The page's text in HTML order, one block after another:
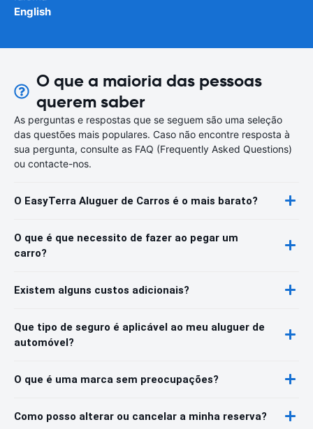
English
O que a maioria das pessoas
querem saber
As perguntas e respostas que se seguem são uma seleção
das questões mais populares. Caso não encontre resposta à
sua pergunta, consulte as FAQ (Frequently Asked Questions)
ou contacte-nos.
O EasyTerra Aluguer de Carros é o mais barato?
O que é que necessito de fazer ao pegar um
carro?
Existem alguns custos adicionais?
Que tipo de seguro é aplicável ao meu aluguer de
automóvel?
O que é uma marca sem preocupações?
Como posso alterar ou cancelar a minha reserva?